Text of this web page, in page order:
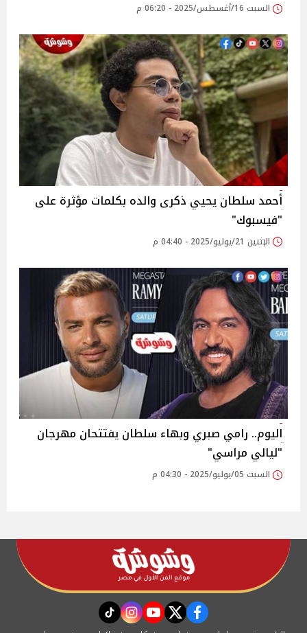
السبت 16/أغسطس/2025 - 06:20 م
أحمد سلطان يحيي ذكرى والده بكلمات مؤثرة على
"فيسبوك"
الإثنين 21/يوليو/2025 - 04:40 م
اليوم.. رامي صبري وبهاء سلطان يفتتحان مهرجان
"ليالي مراسي"
السبت 05/يوليو/2025 - 04:30 م
facebook
twitter
youtube
instagram
tiktok